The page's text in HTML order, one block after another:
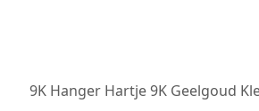
9K Hanger Hartje 9K Geelgoud